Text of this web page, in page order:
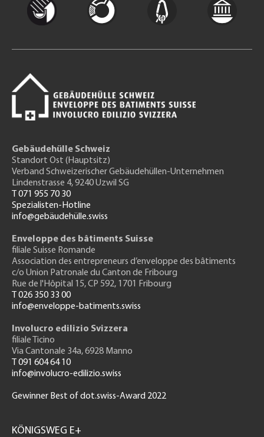
Gebäudehülle Schweiz
Standort Ost (Hauptsitz)
Verband Schweizerischer Gebäudehüllen-Unternehmen
Lindenstrasse 4, 9240 Uzwil SG
T 071 955 70 30
Spezialisten-Hotline
info@gebäudehülle.swiss
Enveloppe des bâtiments Suisse
filiale Suisse Romande
Association des entrepreneurs d’enveloppe des bâtiments
c/o Union Patronale du Canton de Fribourg
Rue de l'Hôpital 15, CP 592, 1701 Fribourg
T 026 350 33 00
info@enveloppe-batiments.swiss
Involucro edilizio Svizzera
filiale Ticino
Via Cantonale 34a, 6928 Manno
T 091 604 64 10
info@involucro-edilizio.swiss
Gewinner Best of dot.swiss-Award 2022
GH
KÖNIGSWEG E+